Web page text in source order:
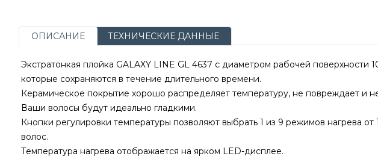
ОПИСАНИЕ ТЕХНИЧЕСКИЕ ДАННЫЕ
Экстратонкая плойка GALAXY LINE GL 4637 с диаметром рабочей
которые сохраняются в течение длительного времени.
Керамическое покрытие хорошо распределяет температуру, не повреждает и
Ваши волосы будут идеально гладкими.
Кнопки регулировки температуры позволяют выбрать 1 из 9 режимов нагрева
волос.
Температура нагрева отображается на ярком LED-дисплее.